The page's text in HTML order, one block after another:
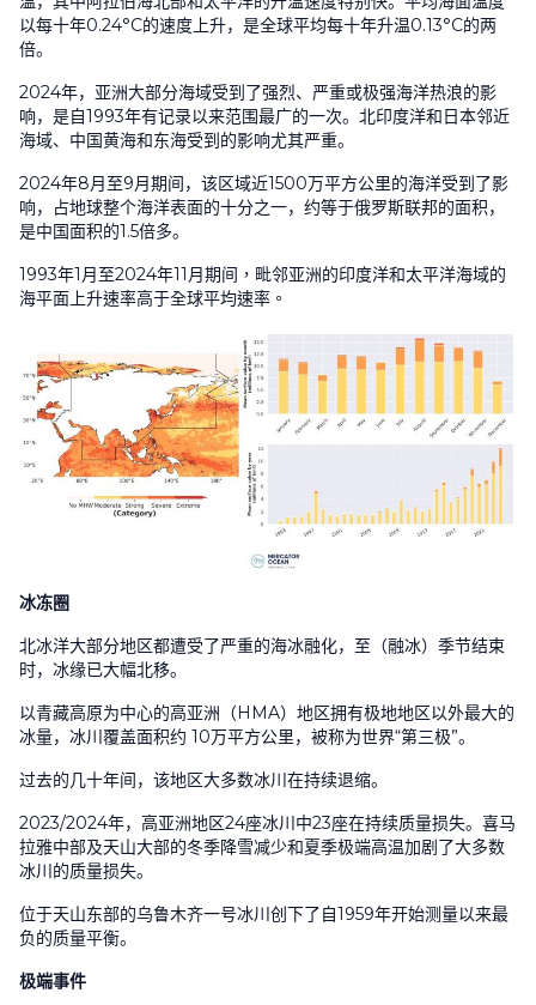
以每十年0.24°C的速度上升，是全球平均每十年升温0.13°C的两
倍。
2024年，亚洲大部分海域受到了强烈、严重或极强海洋热浪的影
响，是自1993年有记录以来范围最广的一次。北印度洋和日本邻近
海域、中国黄海和东海受到的影响尤其严重。
2024年8月至9月期间，该区域近1500万平方公里的海洋受到了影
响，占地球整个海洋表面的十分之一，约等于俄罗斯联邦的面积，
是中国面积的1.5倍多。
1993年1 月至2024年11 月期间，毗邻亚洲的印度洋和太平洋海域的
海平面上升速率高于全球平均速率。
冰冻圈
北冰洋大部分地区都遭受了严重的海冰融化，至（融冰）季节结束
时，冰缘已大幅北移。
以青藏高原为中心的高亚洲（HMA）地区拥有极地地区以外最大的
冰量，冰川覆盖面积约 10万平方公里，被称为世界“第三极”。
过去的几十年间，该地区大多数冰川在持续退缩。
2023/2024年，高亚洲地区24座冰川中23座在持续质量损失。喜马
拉雅中部及天山大部的冬季降雪减少和夏季极端高温加剧了大多数
冰川的质量损失。
位于天山东部的乌鲁木齐一号冰川创下了自1959年开始测量以来最
负的质量平衡。
极端事件